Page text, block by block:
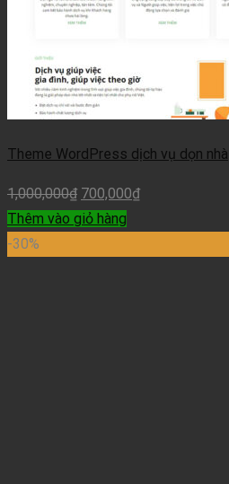
Theme WordPress dịch vụ dọn nhà
1,000,000₫ 700,000₫
Thêm vào giỏ hàng
-30%